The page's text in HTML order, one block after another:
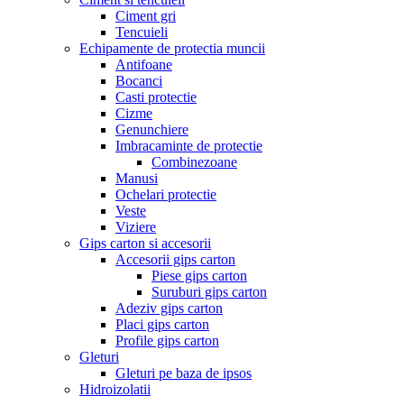
Ciment gri
Tencuieli
Echipamente de protectia muncii
Antifoane
Bocanci
Casti protectie
Cizme
Genunchiere
Imbracaminte de protectie
Combinezoane
Manusi
Ochelari protectie
Veste
Viziere
Gips carton si accesorii
Accesorii gips carton
Piese gips carton
Suruburi gips carton
Adeziv gips carton
Placi gips carton
Profile gips carton
Gleturi
Gleturi pe baza de ipsos
Hidroizolatii